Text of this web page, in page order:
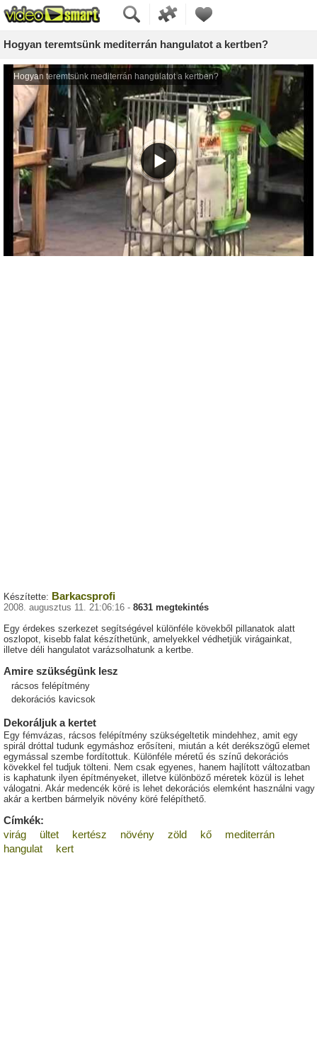
Hogyan teremtsünk mediterrán hangulatot a kertben?
Készítette: Barkacsprofi
2008. augusztus 11. 21:06:16 - 8631 megtekintés
Egy érdekes szerkezet segítségével különféle kövekből pillanatok alatt
oszlopot, kisebb falat készíthetünk, amelyekkel védhetjük virágainkat,
illetve déli hangulatot varázsolhatunk a kertbe.
Amire szükségünk lesz
rácsos felépítmény
dekorációs kavicsok
Dekoráljuk a kertet
Egy fémvázas, rácsos felépítmény szükségeltetik mindehhez, amit egy
spirál dróttal tudunk egymáshoz erősíteni, miután a két derékszögű elemet
egymással szembe fordítottuk. Különféle méretű és színű dekorációs
kövekkel fel tudjuk tölteni. Nem csak egyenes, hanem hajlított változatban
is kaphatunk ilyen építményeket, illetve különböző méretek közül is lehet
válogatni. Akár medencék köré is lehet dekorációs elemként használni vagy
akár a kertben bármelyik növény köré felépíthető.
Címkék:
virág
ültet kertész növény zöld kő
mediterrán
hangulat
kert